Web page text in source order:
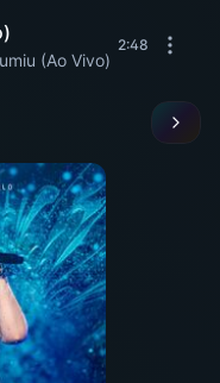
(Ao Vivo)
2:48